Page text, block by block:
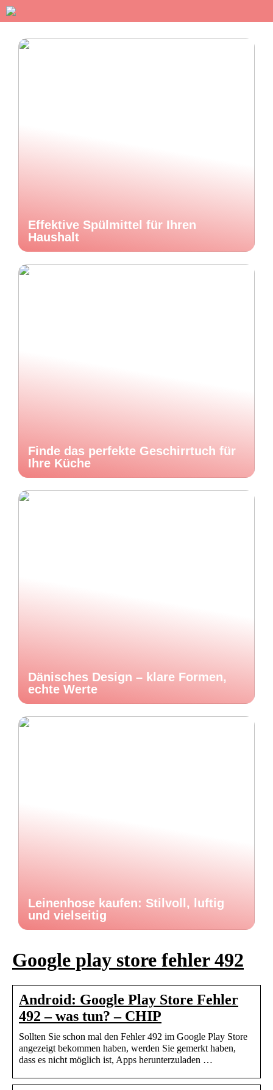
Effektive Spülmittel für Ihren
Haushalt
Finde das perfekte Geschirrtuch für
Ihre Küche
Dänisches Design – klare Formen,
echte Werte
Leinenhose kaufen: Stilvoll, luftig
und vielseitig
Google play store fehler 492
Android: Google Play Store Fehler
492 – was tun? – CHIP
Sollten Sie schon mal den Fehler 492 im Google Play Store
angezeigt bekommen haben, werden Sie gemerkt haben,
dass es nicht möglich ist, Apps herunterzuladen …